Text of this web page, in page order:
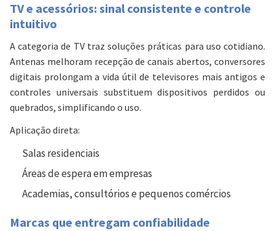
TV e acessórios: sinal consistente e controle
intuitivo
A categoria de TV traz soluções práticas para uso cotidiano.
Antenas melhoram recepção de canais abertos, conversores
digitais prolongam a vida útil de televisores mais antigos e
controles universais substituem dispositivos perdidos ou
quebrados, simplificando o uso.
Aplicação direta:
Salas residenciais
Áreas de espera em empresas
Academias, consultórios e pequenos comércios
Marcas que entregam confiabilidade